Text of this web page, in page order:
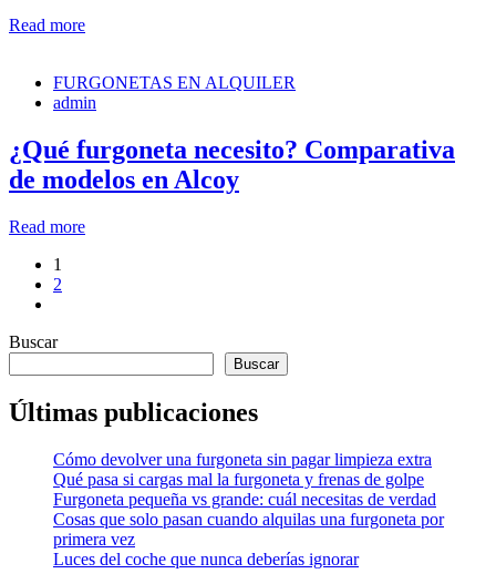
Read more
FURGONETAS EN ALQUILER
admin
¿Qué furgoneta necesito? Comparativa
de modelos en Alcoy
Read more
1
2
Buscar
Buscar
Últimas publicaciones
Cómo devolver una furgoneta sin pagar limpieza extra
Qué pasa si cargas mal la furgoneta y frenas de golpe
Furgoneta pequeña vs grande: cuál necesitas de verdad
Cosas que solo pasan cuando alquilas una furgoneta por
primera vez
Luces del coche que nunca deberías ignorar